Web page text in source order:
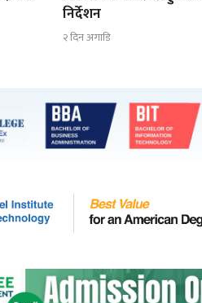
निर्देशन
२ दिन अगाडि